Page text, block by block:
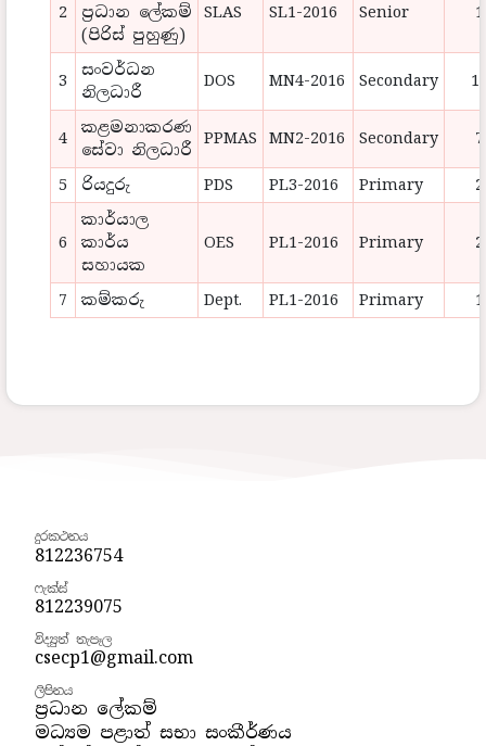
2
ප්‍රධාන ලේකම්
(පිරිස් පුහුණු)
SLAS SL1-2016 Senior 1
3
සංවර්ධන
නිලධාරී
DOS MN4-2016 Secondary
4
කළමනාකරණ
සේවා නිලධාරී
PPMAS MN2-2016 Secondary 7
5 රියදුරු PDS PL3-2016 Primary 2
6
කාර්යාල
කාර්ය
සහායක
OES PL1-2016 Primary 2
7 කම්කරු Dept. PL1-2016 Primary 1
දුරකථනය
812236754
ෆැක්ස්
812239075
විද්‍යුත් තැපෑල
csecp1@gmail.com
ලිපිනය
ප්‍රධාන ලේකම්
මධ්‍යම පළාත් සභා සංකීර්ණය